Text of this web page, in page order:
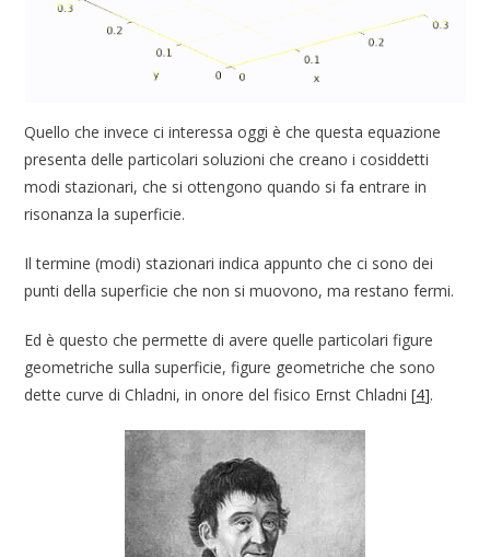
Quello che invece ci interessa oggi è che questa equazione
presenta delle particolari soluzioni che creano i cosiddetti
modi stazionari, che si ottengono quando si fa entrare in
risonanza la superficie.
Il termine (modi) stazionari indica appunto che ci sono dei
punti della superficie che non si muovono, ma restano fermi.
Ed è questo che permette di avere quelle particolari figure
geometriche sulla superficie, figure geometriche che sono
dette curve di Chladni, in onore del fisico Ernst Chladni[4].